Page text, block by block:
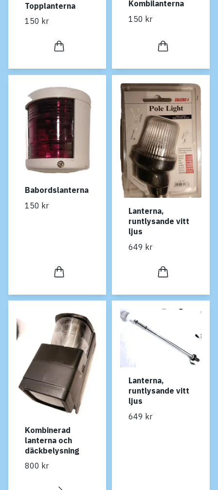
Topplanterna
150 kr
Kombilanterna
150 kr
Babordslanterna
150 kr
Lanterna,
runtlysande vitt
ljus
649 kr
Kombinerad
lanterna och
däckbelysning
800 kr
Lanterna,
runtlysande vitt
ljus
649 kr